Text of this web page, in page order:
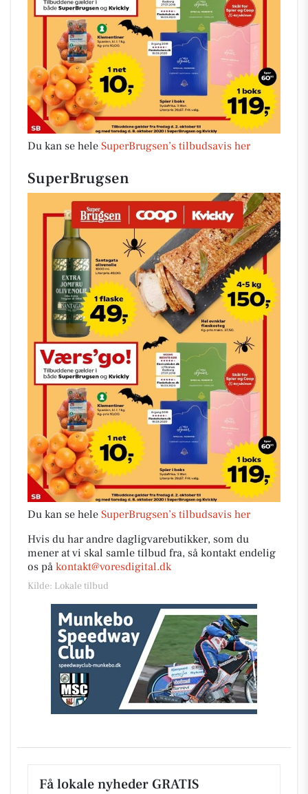
Du kan se hele SuperBrugsen’s tilbudsavis her
SuperBrugsen
Du kan se hele SuperBrugsen’s tilbudsavis her
Hvis du har andre dagligvarebutikker, som du
mener at vi skal samle tilbud fra, så kontakt endelig
os på kontakt@voresdigital.dk
Kilde: Lokale tilbud
Få lokale nyheder GRATIS